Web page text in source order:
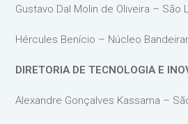
Gustavo Dal Molin de Oliveira – São
Hércules Benício – Núcleo
DIRETORIA DE TECNOLOGIA E
Alexandre Gonçalves Kassama –